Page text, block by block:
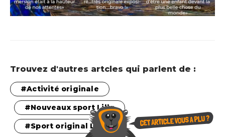
Trouvez d'autres artcles qui parlent de :
Activité originale
Nouveaux sport Lille
Sport original Lille